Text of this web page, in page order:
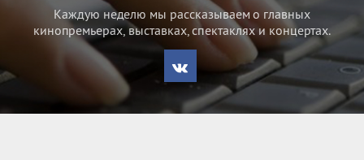
Каждую неделю мы рассказываем о главных
кинопремьерах, выставках, спектаклях и концертах.